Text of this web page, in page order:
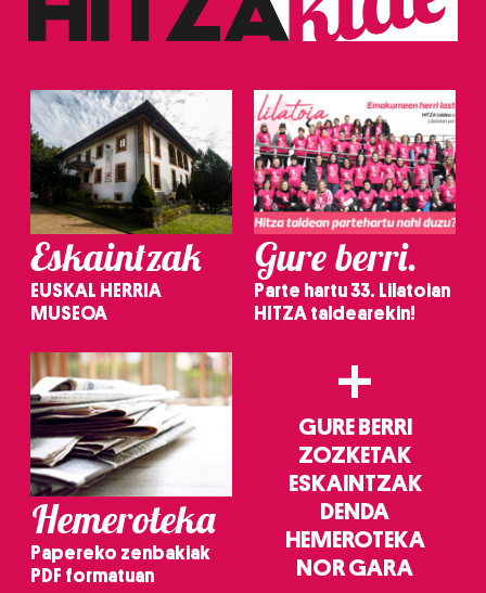
erabiltzeko baimen esplizitua ematen diguzu.
Gehiago
irakurri
Eskaintzak
EUSKAL HERRIA
MUSEOA
Gure berri.
Parte hartu 33. Lilatoian
HITZA taldearekin!
Hemeroteka
Papereko zenbakiak
PDF formatuan
+
GURE BERRI
ZOZKETAK
ESKAINTZAK
DENDA
HEMEROTEKA
NOR GARA